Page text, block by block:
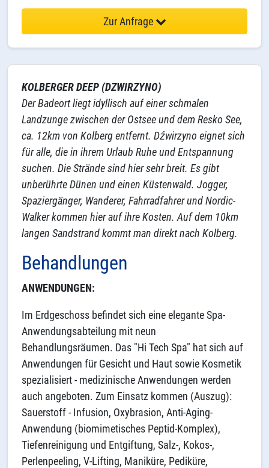
Zur Anfrage
KOLBERGER DEEP (DZWIRZYNO)
Der Badeort liegt idyllisch auf einer schmalen
Landzunge zwischen der Ostsee und dem Resko See,
ca. 12km von Kolberg entfernt. Dźwirzyno eignet sich
für alle, die in ihrem Urlaub Ruhe und Entspannung
suchen. Die Strände sind hier sehr breit. Es gibt
unberührte Dünen und einen Küstenwald. Jogger,
Spaziergänger, Wanderer, Fahrradfahrer und Nordic-
Walker kommen hier auf ihre Kosten. Auf dem 10km
langen Sandstrand kommt man direkt nach Kolberg.
Behandlungen
ANWENDUNGEN:
Im Erdgeschoss befindet sich eine elegante Spa-
Anwendungsabteilung mit neun
Behandlungsräumen. Das "Hi Tech Spa" hat sich auf
Anwendungen für Gesicht und Haut sowie Kosmetik
spezialisiert - medizinische Anwendungen werden
auch angeboten. Zum Einsatz kommen (Auszug):
Sauerstoff - Infusion, Oxybrasion, Anti-Aging-
Anwendung (biomimetisches Peptid-Komplex),
Tiefenreinigung und Entgiftung, Salz-, Kokos-,
Perlenpeeling, V-Lifting, Maniküre, Pediküre,